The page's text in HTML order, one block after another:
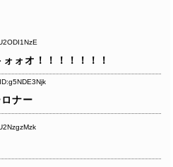
ォオ！！！！！！！
ID:g5NDE3Njk
ナー